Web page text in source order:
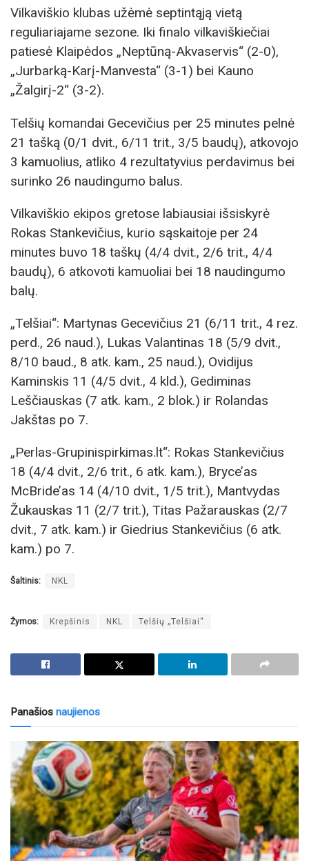
Vilkaviškio klubas užėmė septintąją vietą
reguliariajame sezone. Iki finalo vilkaviškiečiai
patiesė Klaipėdos „Neptūną-Akvaservis“ (2-0),
„Jurbarką-Karį-Manvesta“ (3-1) bei Kauno
„Žalgirį-2“ (3-2).
Telšių komandai Gecevičius per 25 minutes pelnė
21 tašką (0/1 dvit., 6/11 trit., 3/5 baudų), atkovojo
3 kamuolius, atliko 4 rezultatyvius perdavimus bei
surinko 26 naudingumo balus.
Vilkaviškio ekipos gretose labiausiai išsiskyrė
Rokas Stankevičius, kurio sąskaitoje per 24
minutes buvo 18 taškų (4/4 dvit., 2/6 trit., 4/4
baudų), 6 atkovoti kamuoliai bei 18 naudingumo
balų.
„Telšiai“: Martynas Gecevičius 21 (6/11 trit., 4 rez.
perd., 26 naud.), Lukas Valantinas 18 (5/9 dvit.,
8/10 baud., 8 atk. kam., 25 naud.), Ovidijus
Kaminskis 11 (4/5 dvit., 4 kld.), Gediminas
Leščiauskas (7 atk. kam., 2 blok.) ir Rolandas
Jakštas po 7.
„Perlas-Grupinispirkimas.lt“: Rokas Stankevičius
18 (4/4 dvit., 2/6 trit., 6 atk. kam.), Bryce’as
McBride’as 14 (4/10 dvit., 1/5 trit.), Mantvydas
Žukauskas 11 (2/7 trit.), Titas Pažarauskas (2/7
dvit., 7 atk. kam.) ir Giedrius Stankevičius (6 atk.
kam.) po 7.
Šaltinis: NKL
Žymos: Krepšinis NKL Telšių „Telšiai“
Panašios naujienos